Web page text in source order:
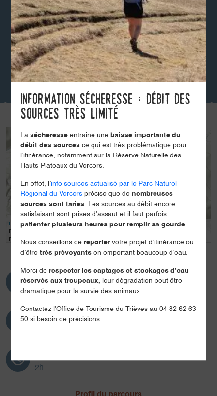
+
-
Leaflet| Tiles © Esri — Esri, DeLorme, NAVTEQ, TomTom, Intermap, iPC, USGS,
FAO, NPS, NRCAN, GeoBase, Kadaster NL, Ordnance Survey, Esri Japan, METI,
Esri China (Hong Kong), and the GIS User Community
Distance
4.5km
Dénivelé
2h
Information sécheresse : débit des
sources très limité
Lasécheresse entraine une baisse importante du
débit des sources ce qui est très problématique pour
l’itinérance, notamment sur la Réserve Naturelle des
Hauts-Plateaux du Vercors.
En effet, l’info sources actualisé par le Parc Naturel
Régional du Vercors précise que de nombreuses
sources sont taries. Les sources au débit encore
satisfaisant sont prises d’assaut et il faut parfois
patienter plusieurs heures pour remplir sa gourde.
Nous conseillons de reportervotre projet d’itinérance ou
d’êtretrès prévoyants en emportant beaucoup d’eau.
Merci de respecter les captages et stockages d’eau
réservés aux troupeaux, leur dégradation peut être
dramatique pour la survie des animaux.
Contactez l’Office de Tourisme du Trièves au 04 82 62 63
50 si besoin de précisions.